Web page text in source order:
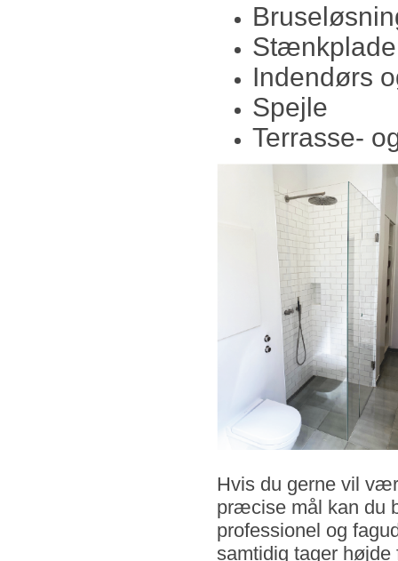
Indendørs
Spejle
Terrasse-
Hvis du gerne vil
præcise mål kan du
professionel og
samtidig tager